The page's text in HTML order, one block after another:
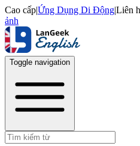
Cao cấp|Ứng Dụng Di Động|Liên
ảnh
Toggle navigation